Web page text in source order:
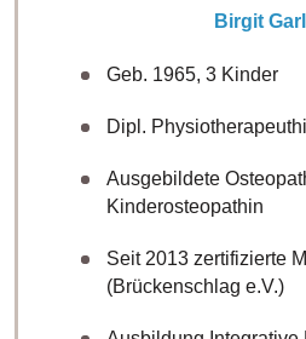
Birgit
Geb. 1965, 3 Kinder
Dipl.
Ausgebildete
Kinderosteopathin
Seit 2013 zertifizierte
(Brückenschlag e.V.)